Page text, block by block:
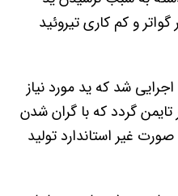
گواتر و کم کاری تیروئید
شد که ید مورد نیاز
گردد که با گران شدن
غیر استاندارد تولید